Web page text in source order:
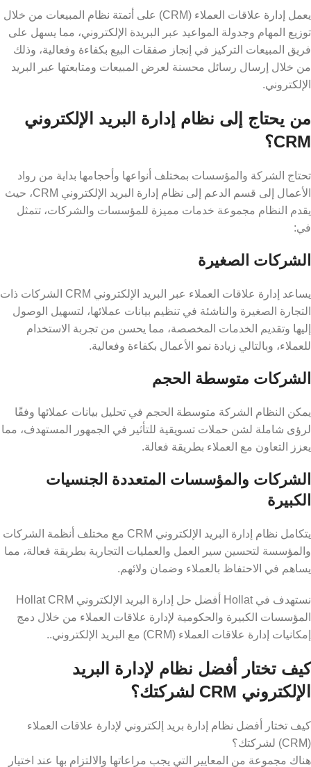
يعمل إدارة علاقات العملاء (CRM) على أتمتة نظام المبيعات من خلال
توزيع المهام وجدولة المواعيد عبر البريدة الإلكتروني، مما يسهل على
فريق المبيعات التركيز في إنجاز صفقات البيع بكفاءة وفعالية، وذلك
من خلال إرسال رسائل محسنة لعرض المبيعات ومتابعتها عبر البريد
الإلكتروني.
من يحتاج إلى نظام إدارة البريد الإلكتروني
CRM؟
تحتاج الشركة والمؤسسات بمختلف أنواعها وأحجامها بداية من رواد
الأعمال إلى قسم الدعم إلى نظام إدارة البريد الإلكتروني CRM، حيث
يقدم النظام مجموعة خدمات مميزة للمؤسسات والشركات، تتمثل
في:
الشركات الصغيرة
يساعد إدارة علاقات العملاء عبر البريد الإلكتروني CRM الشركات ذات
التجارة الصغيرة والناشئة في تنظيم بيانات عملائها، لتسهيل الوصول
إليها وتقديم الخدمات المخصصة، مما يحسن من تجربة الاستخدام
للعملاء، وبالتالي زيادة نمو الأعمال بكفاءة وفعالية.
الشركات متوسطة الحجم
يمكن النظام الشركة متوسطة الحجم في تحليل بيانات عملائها وفقًا
لرؤى شاملة لشن حملات تسويقية للتأثير في الجمهور المستهدف، مما
يعزز التعاون مع العملاء بطريقة فعالة.
الشركات والمؤسسات المتعددة الجنسيات
الكبيرة
يتكامل نظام إدارة البريد الإلكتروني CRM مع مختلف أنظمة الشركات
والمؤسسة لتحسين سير العمل والعمليات التجارية بطريقة فعالة، مما
يساهم في الاحتفاظ بالعملاء وضمان ولائهم.
نستهدف في Hollat أفضل حل إدارة البريد الإلكتروني Hollat ​​CRM
المؤسسات الكبيرة والحكومية لإدارة علاقات العملاء من خلال دمج
إمكانيات إدارة علاقات العملاء (CRM) مع البريد الإلكتروني..
كيف تختار أفضل نظام لإدارة البريد
الإلكتروني CRM لشركتك؟
كيف تختار أفضل نظام إدارة بريد إلكتروني لإدارة علاقات العملاء
(CRM) لشركتك؟
هناك مجموعة من المعايير التي يجب مراعاتها والالتزام بها عند اختيار